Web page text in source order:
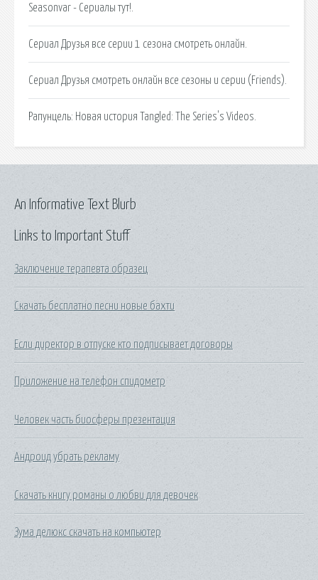
Seasonvar - Сериалы тут!.
Сериал Друзья все серии 1 сезона смотреть онлайн.
Сериал Друзья смотреть онлайн все сезоны и серии (Friends).
Рапунцель: Новая история Tangled: The Series's Videos.
Links to Important Stuff
Заключение терапевта образец
Скачать бесплатно песни новые бахти
Если директор в отпуске кто подписывает договоры
Приложение на телефон спидометр
Человек часть биосферы презентация
Андроид убрать рекламу
Скачать книгу романы о любви для девочек
Зума делюкс скачать на компьютер
An Informative Text Blurb